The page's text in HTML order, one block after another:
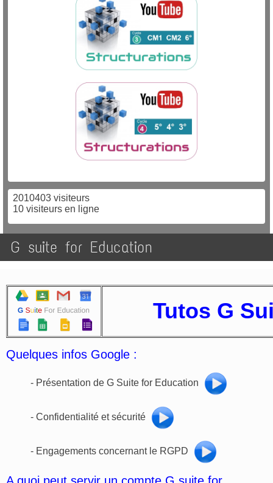
2010403 visiteurs
10 visiteurs en ligne
G suite for Education
Tutos G
Quelques infos Google :
- Présentation de G Suite for Education
- Confidentialité et sécurité
- Engagements concernant le RGPD